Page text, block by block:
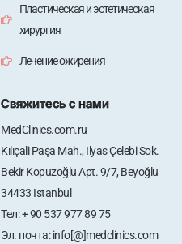
Пластическая и эстетическая
хирургия
Лечение ожирения
Свяжитесь с нами
MedClinics.com.ru
Kılıçali Paşa Mah., Ilyas Çelebi Sok.
Bekir Kopuzoğlu Apt. 9/7, Beyoğlu
34433 Istanbul
Тел: + 90 537 977 89 75
Эл. почта: info[@]medclinics.com